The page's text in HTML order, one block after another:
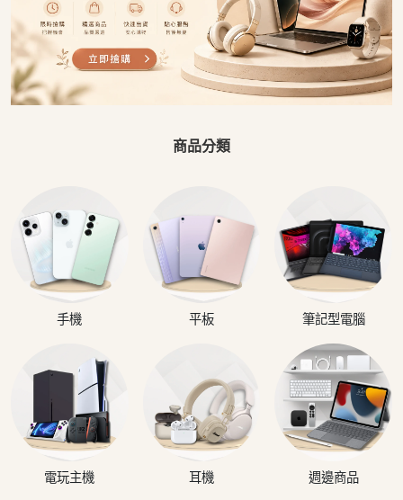
商品分類
手機 平板 筆記型電腦
電玩主機 耳機 週邊商品